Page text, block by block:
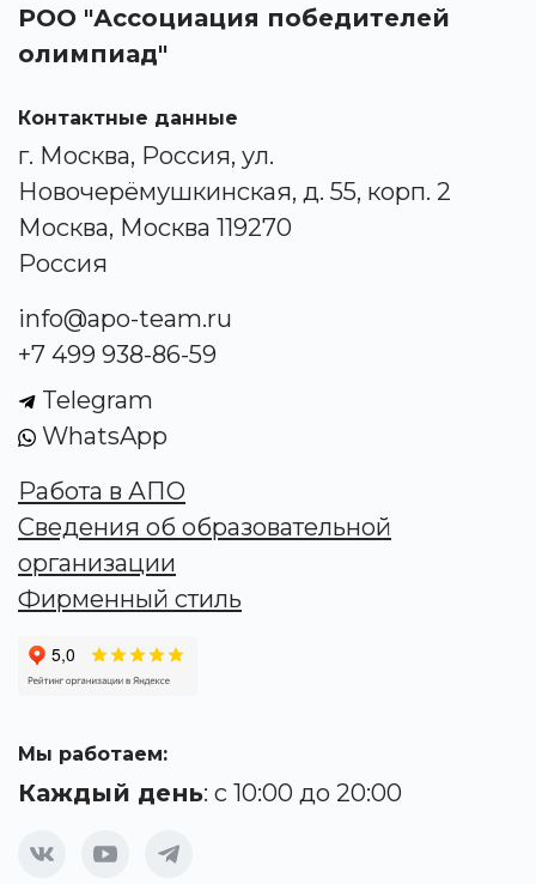
РОО "Ассоциация победителей
олимпиад"
Контактные данные
г. Москва, Россия, ул.
Новочерёмушкинская, д. 55, корп. 2
Москва, Москва 119270
Россия
info@apo-team.ru
+7 499 938-86-59
Telegram
WhatsApp
Работа в АПО
Сведения об образовательной
организации
Фирменный стиль
Мы работаем:
Каждый день: с 10:00 до 20:00